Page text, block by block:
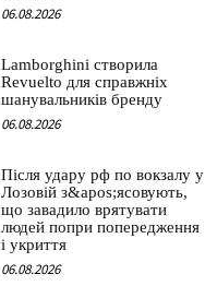
06.08.2026
Lamborghini створила
Revuelto для справжніх
шанувальників бренду
06.08.2026
Після удару рф по вокзалу у
Лозовій з&apos;ясовують,
що завадило врятувати
людей попри попередження
і укриття
06.08.2026